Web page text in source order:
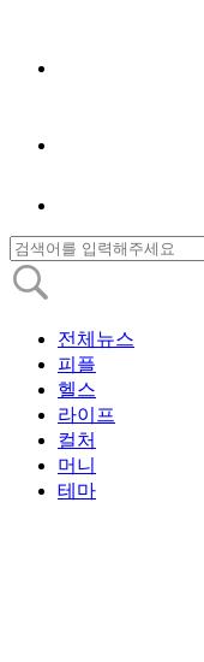
전체뉴스
피플
헬스
라이프
컬처
머니
테마